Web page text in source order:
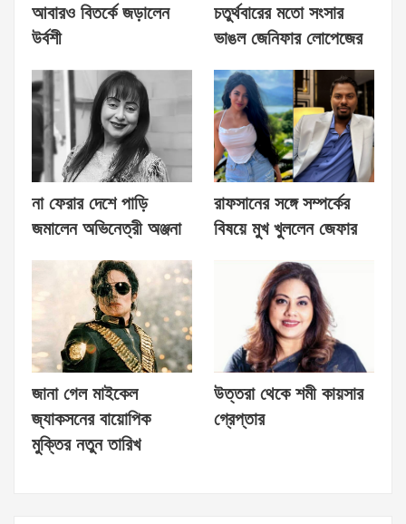
আবারও বিতর্কে জড়ালেন
উর্বশী
চতুর্থবারের মতো সংসার
ভাঙল জেনিফার লোপেজের
না ফেরার দেশে পাড়ি
জমালেন অভিনেত্রী অঞ্জনা
রাফসানের সঙ্গে সম্পর্কের
বিষয়ে মুখ খুললেন জেফার
জানা গেল মাইকেল
জ্যাকসনের বায়োপিক
মুক্তির নতুন তারিখ
উত্তরা থেকে শমী কায়সার
গ্রেপ্তার